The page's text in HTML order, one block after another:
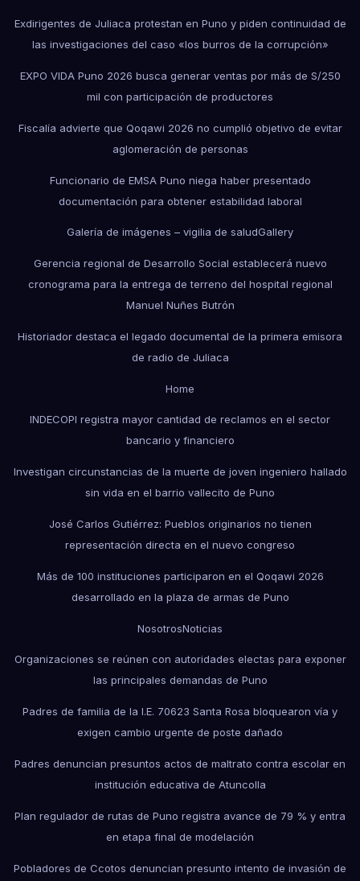
Exdirigentes de Juliaca protestan en Puno y piden continuidad de
las investigaciones del caso «los burros de la corrupción»
EXPO VIDA Puno 2026 busca generar ventas por más de S/250
mil con participación de productores
Fiscalía advierte que Qoqawi 2026 no cumplió objetivo de evitar
aglomeración de personas
Funcionario de EMSA Puno niega haber presentado
documentación para obtener estabilidad laboral
Galería de imágenes – vigilia de saludGallery
Gerencia regional de Desarrollo Social establecerá nuevo
cronograma para la entrega de terreno del hospital regional
Manuel Nuñes Butrón
Historiador destaca el legado documental de la primera emisora
de radio de Juliaca
Home
INDECOPI registra mayor cantidad de reclamos en el sector
bancario y financiero
Investigan circunstancias de la muerte de joven ingeniero hallado
sin vida en el barrio vallecito de Puno
José Carlos Gutiérrez: Pueblos originarios no tienen
representación directa en el nuevo congreso
Más de 100 instituciones participaron en el Qoqawi 2026
desarrollado en la plaza de armas de Puno
NosotrosNoticias
Organizaciones se reúnen con autoridades electas para exponer
las principales demandas de Puno
Padres de familia de la I.E. 70623 Santa Rosa bloquearon vía y
exigen cambio urgente de poste dañado
Padres denuncian presuntos actos de maltrato contra escolar en
institución educativa de Atuncolla
Plan regulador de rutas de Puno registra avance de 79 % y entra
en etapa final de modelación
Pobladores de Ccotos denuncian presunto intento de invasión de